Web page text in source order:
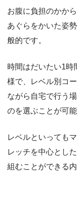
お腹に負担のかか
あぐらをかいた姿
般的です。
時間はだいたい1時
様で、レベル別コ
ながら自宅で行う
のを選ぶことが可能
レベルといっても
レッチを中心とし
組むことができる